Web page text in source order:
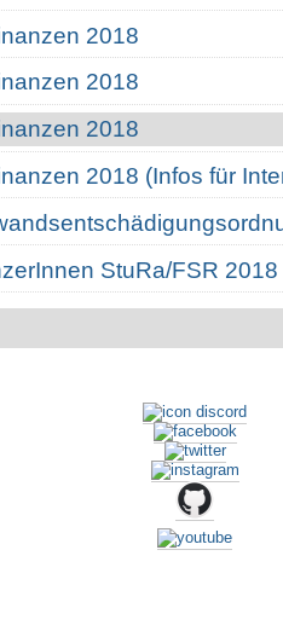
2018
2018
2018
2018 (Infos für
StuRa/FSR 2018